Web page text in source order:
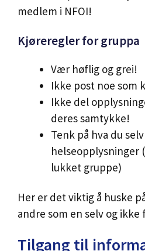
medlem i NFOI!
Kjøreregler for gruppa
Vær høflig og grei!
Ikke post noe som
Ikke del
deres samtykke!
Tenk på hva du
helseopplysninger
lukket gruppe)
Her er det viktig å huske
andre som en selv og ikke
Tilgang til